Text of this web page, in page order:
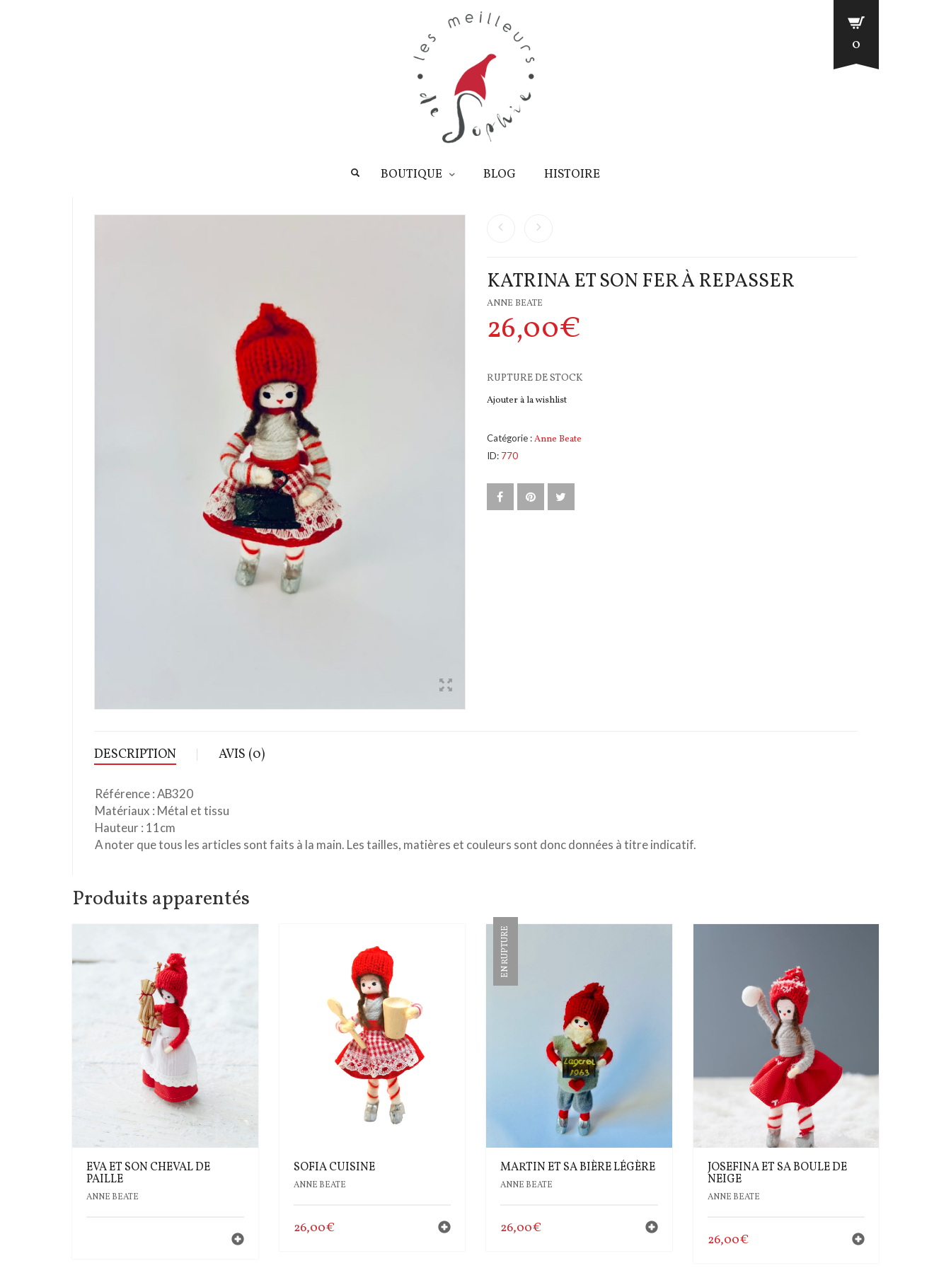
BOUTIQUE BLOG HISTOIRE
0
KATRINA ET SON FER À REPASSER
ANNE BEATE
26,00€
RUPTURE DE STOCK
Ajouter à la wishlist
Catégorie :Anne Beate
ID: 770
DESCRIPTION AVIS (0)
Référence : AB320
Matériaux : Métal et tissu
Hauteur : 11cm
A noter que tous les articles sont faits à la main. Les tailles, matières et couleurs sont donc données à titre indicatif.
Produits apparentés
EVA ET SON CHEVAL DE
PAILLE
ANNE BEATE
SOFIA CUISINE
ANNE BEATE
26,00€
EN RUPTURE
MARTIN ET SA BIÈRE LÉGÈRE
ANNE BEATE
26,00€
JOSEFINA ET SA BOULE DE
NEIGE
ANNE BEATE
26,00€